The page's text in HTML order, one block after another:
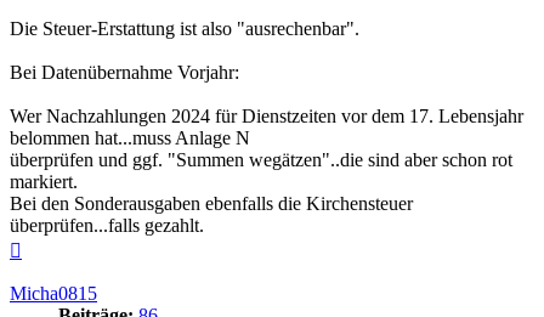
Die Steuer-Erstattung ist also "ausrechenbar".
Bei Datenübernahme Vorjahr:
Wer Nachzahlungen 2024 für Dienstzeiten vor dem 17. Lebensjahr
belommen hat...muss Anlage N
überprüfen und ggf. "Summen wegätzen"..die sind aber schon rot
markiert.
Bei den Sonderausgaben ebenfalls die Kirchensteuer
überprüfen...falls gezahlt.
Micha0815